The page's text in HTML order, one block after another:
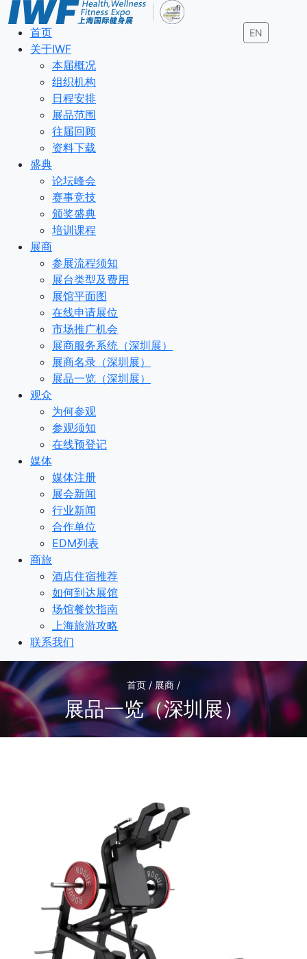
EN
首页
关于IWF
本届概况
组织机构
日程安排
展品范围
往届回顾
资料下载
盛典
论坛峰会
赛事竞技
颁奖盛典
培训课程
展商
参展流程须知
展台类型及费用
展馆平面图
在线申请展位
市场推广机会
展商服务系统（深圳展）
展商名录（深圳展）
展品一览（深圳展）
观众
为何参观
参观须知
在线预登记
媒体
媒体注册
展会新闻
行业新闻
合作单位
EDM列表
商旅
酒店住宿推荐
如何到达展馆
场馆餐饮指南
上海旅游攻略
联系我们
首页 / 展商 /
展品一览（深圳展）